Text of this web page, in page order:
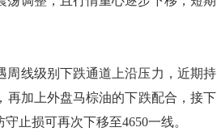
线级别下跌通道上沿压力，近期持
再加上外盘马棕油的下跌配合，接下
止损可再次下移至4650一线。